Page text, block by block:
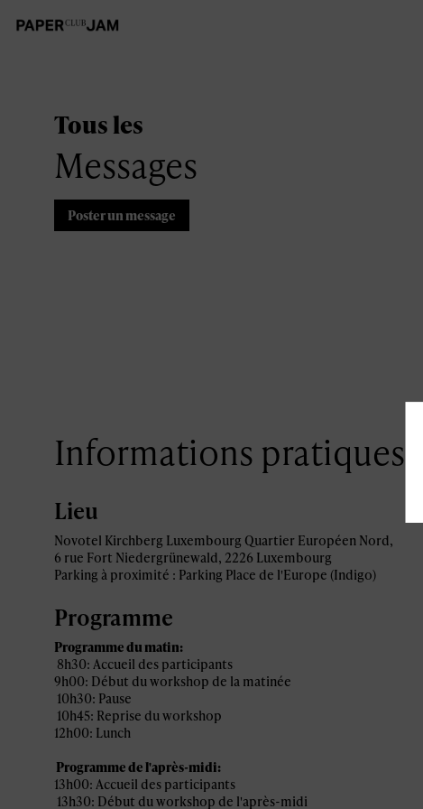
Tous les
Messages
Poster un message
Informations pratiques
Lieu
Novotel Kirchberg Luxembourg Quartier Européen Nord,
6 rue Fort Niedergrünewald, 2226 Luxembourg
Parking à proximité : Parking Place de l'Europe (Indigo)
Programme
Programme du matin:
8h30: Accueil des participants
9h00: Début du workshop de la matinée
10h30: Pause
10h45: Reprise du workshop
12h00: Lunch
Programme de l'après-midi:
13h00: Accueil des participants
13h30: Début du workshop de l'après-midi